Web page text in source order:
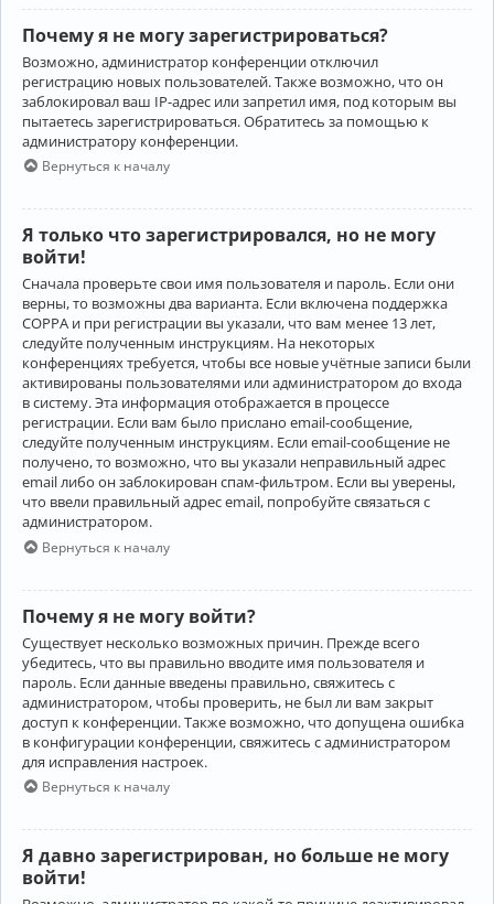
Почему я не могу зарегистрироваться?
Возможно, администратор конференции отключил
регистрацию новых пользователей. Также возможно, что он
заблокировал ваш IP-адрес или запретил имя, под которым вы
пытаетесь зарегистрироваться. Обратитесь за помощью к
администратору конференции.
Вернуться к началу
Я только что зарегистрировался, но не могу
войти!
Сначала проверьте свои имя пользователя и пароль. Если они
верны, то возможны два варианта. Если включена поддержка
COPPA и при регистрации вы указали, что вам менее 13 лет,
следуйте полученным инструкциям. На некоторых
конференциях требуется, чтобы все новые учётные записи были
активированы пользователями или администратором до входа
в систему. Эта информация отображается в процессе
регистрации. Если вам было прислано email-сообщение,
следуйте полученным инструкциям. Если email-сообщение не
получено, то возможно, что вы указали неправильный адрес
email либо он заблокирован спам-фильтром. Если вы уверены,
что ввели правильный адрес email, попробуйте связаться с
администратором.
Вернуться к началу
Почему я не могу войти?
Существует несколько возможных причин. Прежде всего
убедитесь, что вы правильно вводите имя пользователя и
пароль. Если данные введены правильно, свяжитесь с
администратором, чтобы проверить, не был ли вам закрыт
доступ к конференции. Также возможно, что допущена ошибка
в конфигурации конференции, свяжитесь с администратором
для исправления настроек.
Вернуться к началу
Я давно зарегистрирован, но больше не могу
войти!